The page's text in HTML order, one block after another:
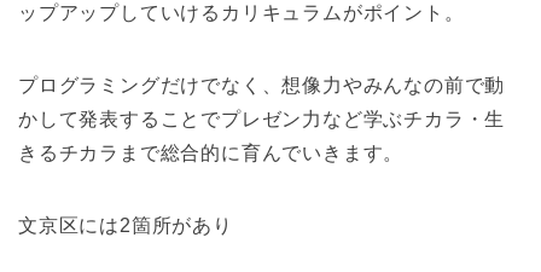
ップアップしていけるカリキュラムがポイント。
プログラミングだけでなく、想像力やみんなの前で動
かして発表することでプレゼン力など学ぶチカラ・生
きるチカラまで総合的に育んでいきます。
文京区には2箇所があり